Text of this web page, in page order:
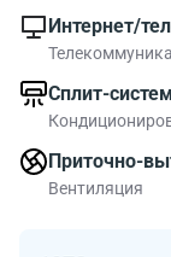
Восточном
центральные
с бизнес-
Транспортное
двадцать
Благодаря
Интернет/
Сплит-
Приточно-
Вентиляция